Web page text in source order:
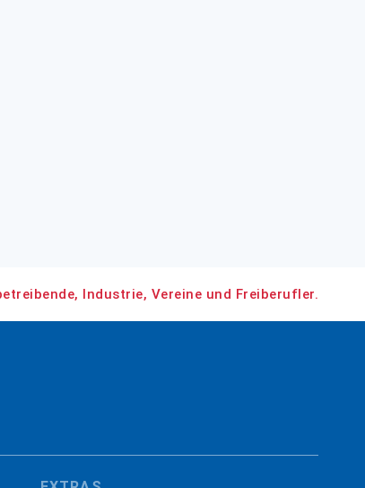
Industrie, Vereine und Freiberufler.